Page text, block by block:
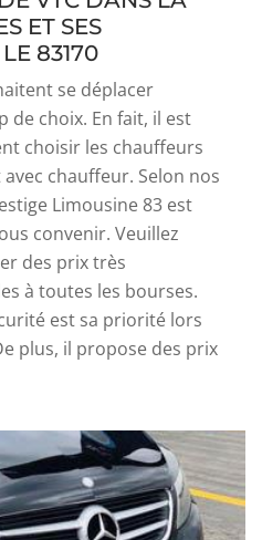
ET SES
83170
se déplacer
de choix. En fait, il est
choisir les chauffeurs
chauffeur. Selon nos
Limousine 83 est
convenir. Veuillez
des prix très
à toutes les bourses.
est sa priorité lors
plus, il propose des prix